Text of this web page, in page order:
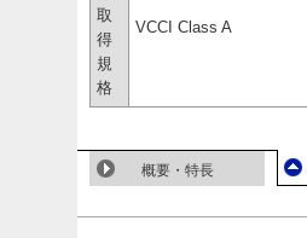
取
得
規
格
VCCI Class A
概要・特長